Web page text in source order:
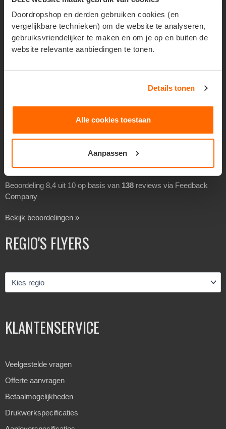
Doordropshop en derden gebruiken cookies (en
vergelijkbare technieken) om de website te analyseren,
gebruiksvriendelijker te maken en om je op en buiten de
website relevante aanbiedingen te tonen.
Details tonen
Alle cookies toestaan
Aanpassen
Geadresseerd verspreiden
Drukwerk verspreiden
Goedkoop folders verspreiden
Separaat verspreiden
Overheidsverspreiding
BEOORDELINGEN
Beoordeling 8,4 uit 10 op basis van 138 reviews via Feedback
Company
Bekijk beoordelingen »
REGIO'S FLYERS
KLANTENSERVICE
Veelgestelde vragen
Offerte aanvragen
Betaalmogelijkheden
Drukwerkspecificaties